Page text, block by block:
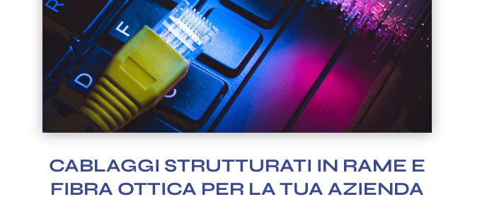
CABLAGGI STRUTTURATI IN RAME E
FIBRA OTTICA PER LA TUA AZIENDA